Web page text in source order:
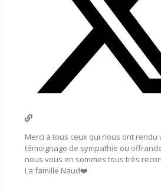
Merci à tous ceux qui nous ont rendu
témoignage de sympathie ou
nous vous en sommes tous très
La famille Naud❤️